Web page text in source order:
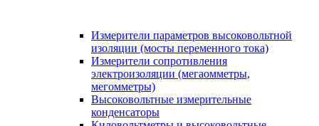
Измерители параметров высоковольтной
изоляции (мосты переменного тока)
Измерители сопротивления
электроизоляции (мегаомметры,
мегомметры)
Высоковольтные измерительные
конденсаторы